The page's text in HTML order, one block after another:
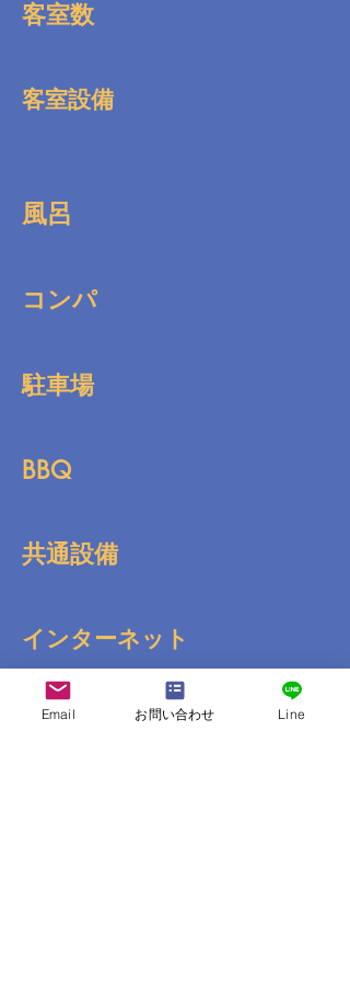
客室数
客室設備
風呂
コンパ
駐車場
BBQ
共通設備
インターネット
送迎
Email お問い合わせ Line